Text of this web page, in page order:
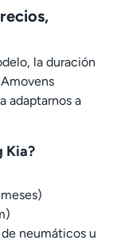
la duración
adaptarnos a
Kia?
neumáticos u